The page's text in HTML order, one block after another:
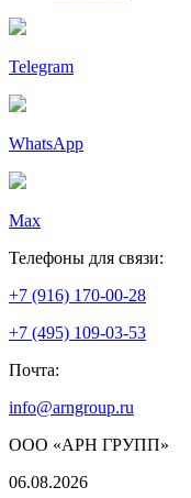
Telegram
WhatsApp
Max
Телефоны для связи:
+7 (916) 170-00-28
+7 (495) 109-03-53
Почта:
info@arngroup.ru
ООО «АРН ГРУПП»
06.08.2026